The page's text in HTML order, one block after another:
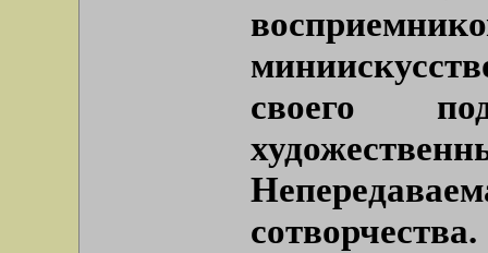
своего
сотворчества.